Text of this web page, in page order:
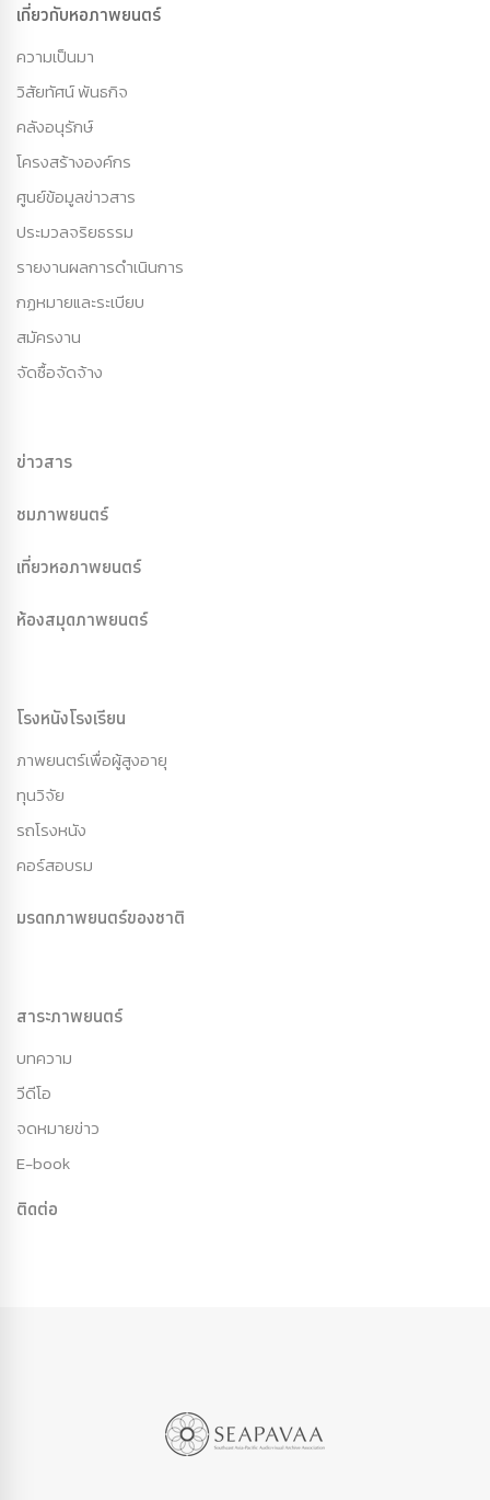
เกี่ยวกับหอภาพยนตร์
ความเป็นมา
วิสัยทัศน์ พันธกิจ
คลังอนุรักษ์
โครงสร้างองค์กร
ศูนย์ข้อมูลข่าวสาร
ประมวลจริยธรรม
รายงานผลการดำเนินการ
กฏหมายและระเบียบ
สมัครงาน
จัดซื้อจัดจ้าง
ข่าวสาร
ชมภาพยนตร์
เที่ยวหอภาพยนตร์
ห้องสมุดภาพยนตร์
โรงหนังโรงเรียน
ภาพยนตร์เพื่อผู้สูงอายุ
ทุนวิจัย
รถโรงหนัง
คอร์สอบรม
มรดกภาพยนตร์ของชาติ
สาระภาพยนตร์
บทความ
วีดีโอ
จดหมายข่าว
E-book
ติดต่อ